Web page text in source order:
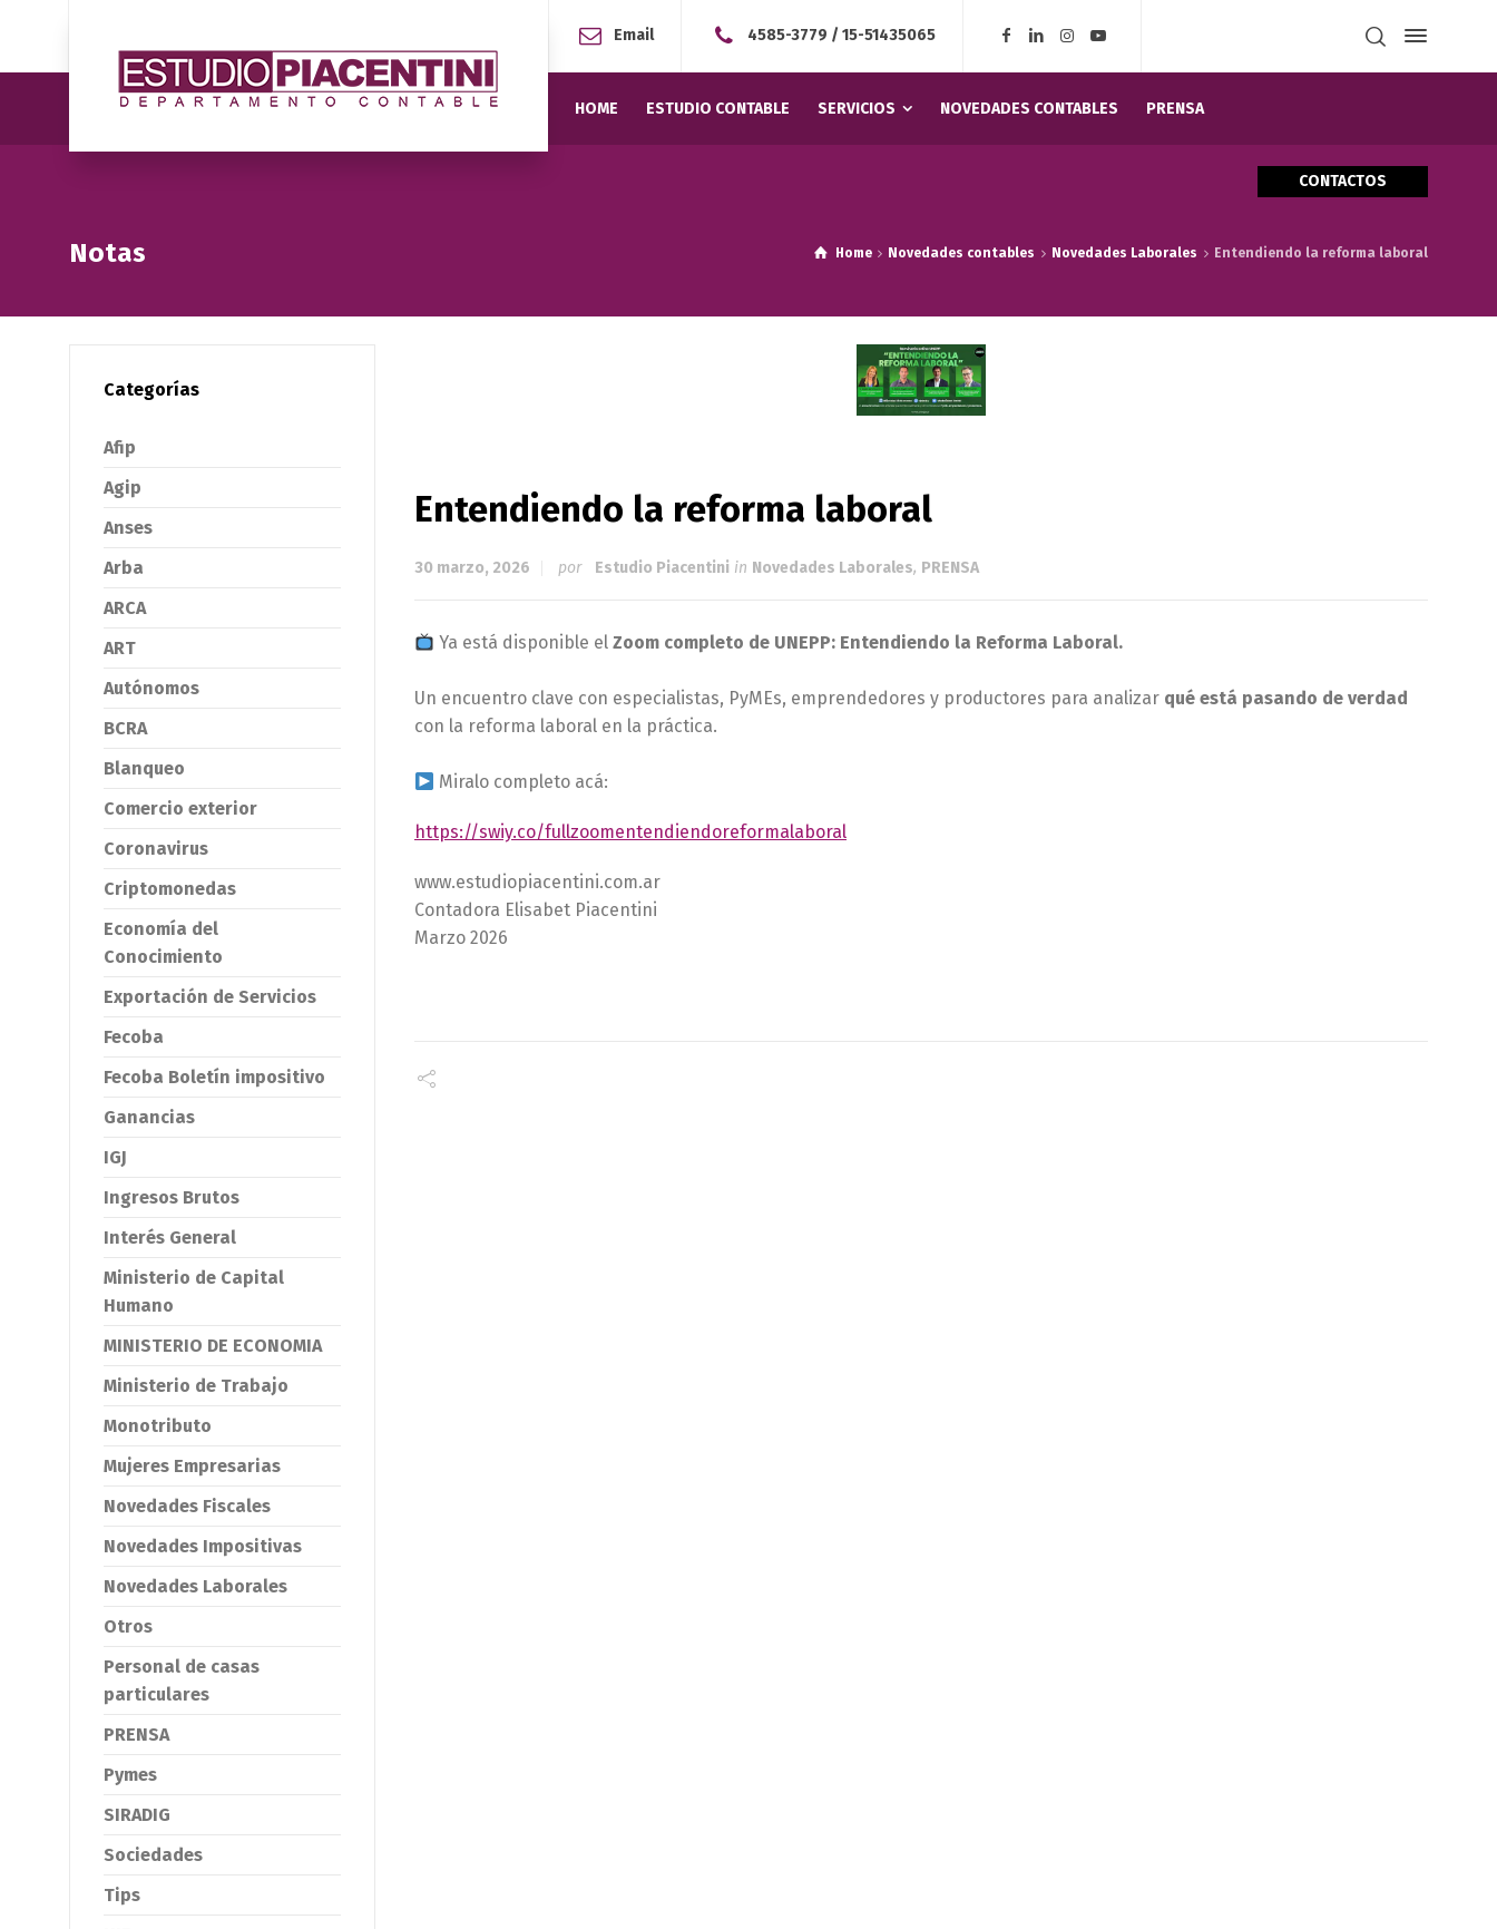
Email 4585-3779 /15-51435065
HOME ESTUDIO CONTABLE SERVICIOS NOVEDADES CONTABLES PRENSA
CONTACTOS
Notas Home Novedades contables Novedades Laborales Entendiendo la reforma laboral
Entendiendo la reforma laboral
30 marzo, 2026 por Estudio Piacentini in Novedades Laborales, PRENSA
Ya está disponible elZoom completo de UNEPP: Entendiendo la Reforma Laboral.
Un encuentro clave con especialistas, PyMEs, emprendedores y productores para analizar qué está pasando de verdad
con la reforma laboral en la práctica.
Miralo completo acá:
https://swiy.co/fullzoomentendiendoreformalaboral
www.estudiopiacentini.com.ar
Contadora Elisabet Piacentini
Marzo 2026
Categorías
Afip
Agip
Anses
Arba
ARCA
ART
Autónomos
BCRA
Blanqueo
Comercio exterior
Coronavirus
Criptomonedas
Economía del
Conocimiento
Exportación de Servicios
Fecoba
Fecoba Boletín impositivo
Ganancias
IGJ
Ingresos Brutos
Interés General
Ministerio de Capital
Humano
MINISTERIO DE ECONOMIA
Ministerio de Trabajo
Monotributo
Mujeres Empresarias
Novedades Fiscales
Novedades Impositivas
Novedades Laborales
Otros
Personal de casas
particulares
PRENSA
Pymes
SIRADIG
Sociedades
Tips